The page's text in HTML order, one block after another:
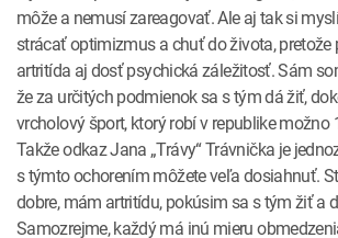
môže a nemusí zareagovať. Ale aj tak si
strácať optimizmus a chuť do života, pretože
artritída aj dosť psychická záležitosť. Sám
že za určitých podmienok sa s tým dá žiť,
vrcholový šport, ktorý robí v republike možno
Takže odkaz Jana „Trávy“ Trávnička je
s týmto ochorením môžete veľa dosiahnuť.
dobre, mám artritídu, pokúsim sa s tým žiť a
Samozrejme, každý má inú mieru